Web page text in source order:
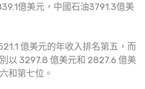
億美元，中國石油3791.3億美
億美元的年收入排名第五，而
以 3297.8 億美元和 2827.6 億美
和第七位。